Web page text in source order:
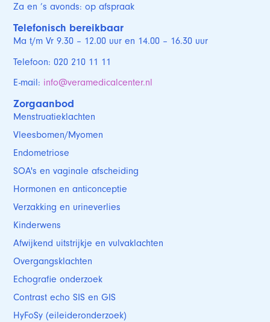
Za en ’s avonds: op afspraak
Telefonisch bereikbaar
Ma t/m Vr 9.30 – 12.00 uur en 14.00 – 16.30 uur
Telefoon: 020 210 11 11
E-mail: info@veramedicalcenter.nl
Zorgaanbod
Menstruatieklachten
Vleesbomen/Myomen
Endometriose
SOA's en vaginale afscheiding
Hormonen en anticonceptie
Verzakking en urineverlies
Kinderwens
Afwijkend uitstrijkje en vulvaklachten
Overgangsklachten
Echografie onderzoek
Contrast echo SIS en GIS
HyFoSy (eileideronderzoek)